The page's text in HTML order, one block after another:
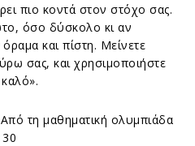
πιο κοντά στον στόχο σας.
όσο δύσκολο κι αν
και πίστη. Μείνετε
σας, και χρησιμοποιήστε
τη μαθηματική ολυμπιάδα